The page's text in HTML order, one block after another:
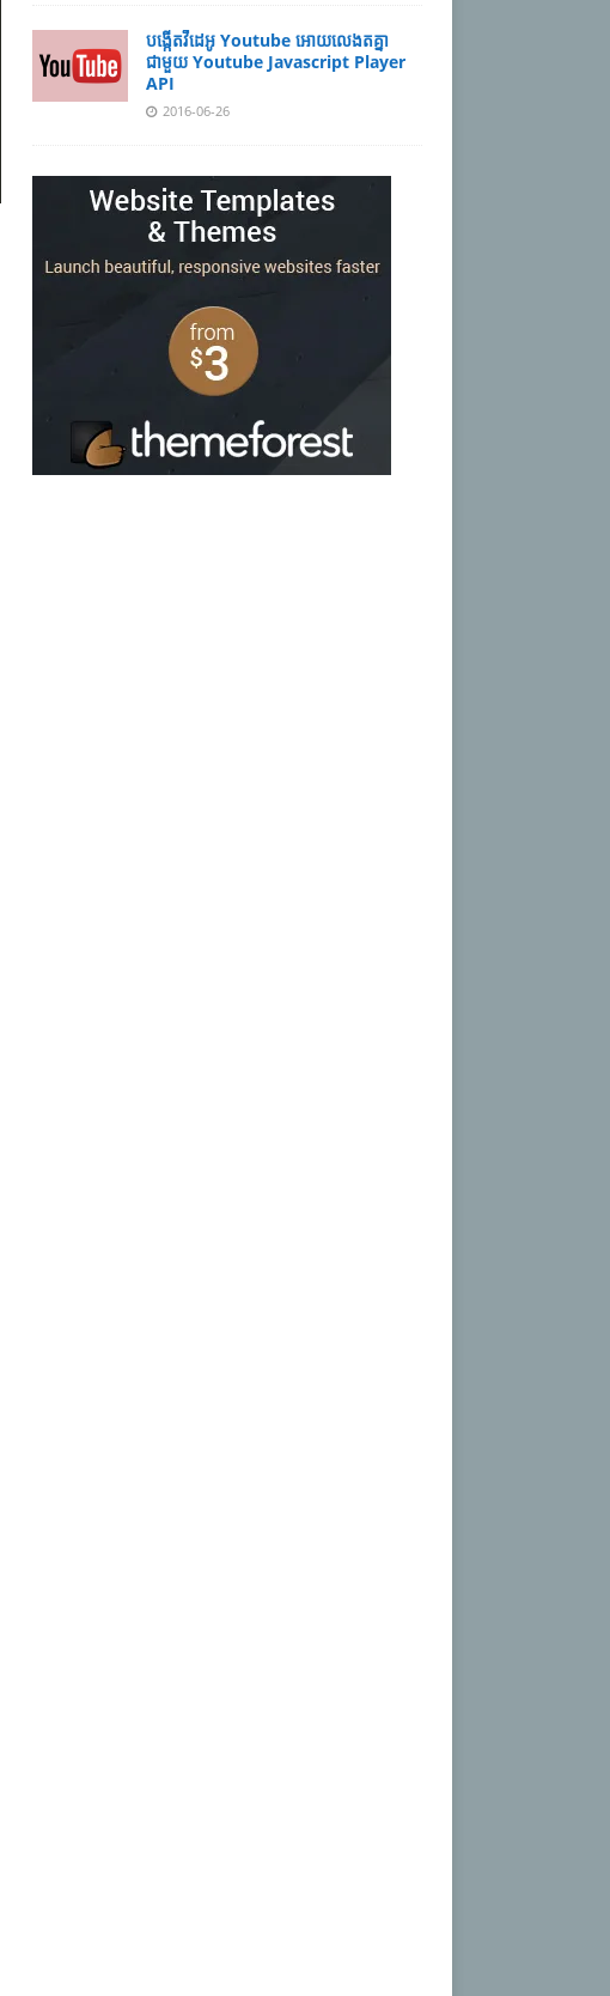
បង្កើតវីដេអូ Youtube អោយ​លេងតគ្នា
ជាមួយ Youtube Javascript Player
API
2016-06-26